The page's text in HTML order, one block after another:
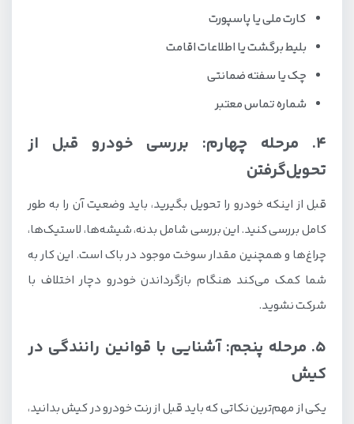
کارت ملی یا پاسپورت
بلیط برگشت یا اطلاعات اقامت
چک یا سفته ضمانتی
شماره تماس معتبر
4. مرحله چهارم: بررسی خودرو قبل از
تحویل‌گرفتن
قبل از اینکه خودرو را تحویل بگیرید، باید وضعیت آن را به طور
کامل بررسی کنید. این بررسی شامل بدنه، شیشه‌ها، لاستیک‌ها،
چراغ‌ها و همچنین مقدار سوخت موجود در باک است. این کار به
شما کمک می‌کند هنگام بازگرداندن خودرو دچار اختلاف با
شرکت نشوید.
5. مرحله پنجم: آشنایی با قوانین رانندگی در
کیش
یکی از مهم‌ترین نکاتی که باید قبل از رنت خودرو در کیش بدانید،